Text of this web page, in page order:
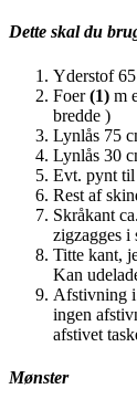
Dette skal du
Yderstof
Foer(1) m
bredde )
Lynlås 75
Lynlås 30
Evt. pynt til
Rest af
Skråkant
zigzagges i
Titte kant,
Kan
Afstivning i
ingen
afstivet
Mønster